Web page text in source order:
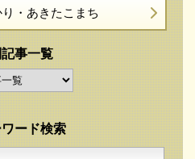
・ あきたこまち
事一覧
ード検索